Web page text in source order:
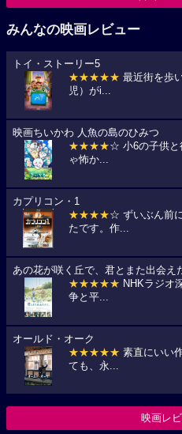
みんなの映画レビュー
トイ・ストーリー5
★★★★★ 最近街を歩
児）がi...
映画ちいかわ 人魚の島のひみつ
★★★★☆ 小6の子供と
ゃ怖か...
カプリコン・1
★★★★☆ ずいぶん前
たです。作...
あの花が咲く丘で、君とまた出会え
★★★★★ NHKラジオ
争と平...
オールド・オーク
★★★★★ 素直にいい
ても、永...
映画レ